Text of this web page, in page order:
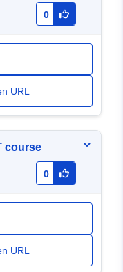
0
URL
course
0
URL